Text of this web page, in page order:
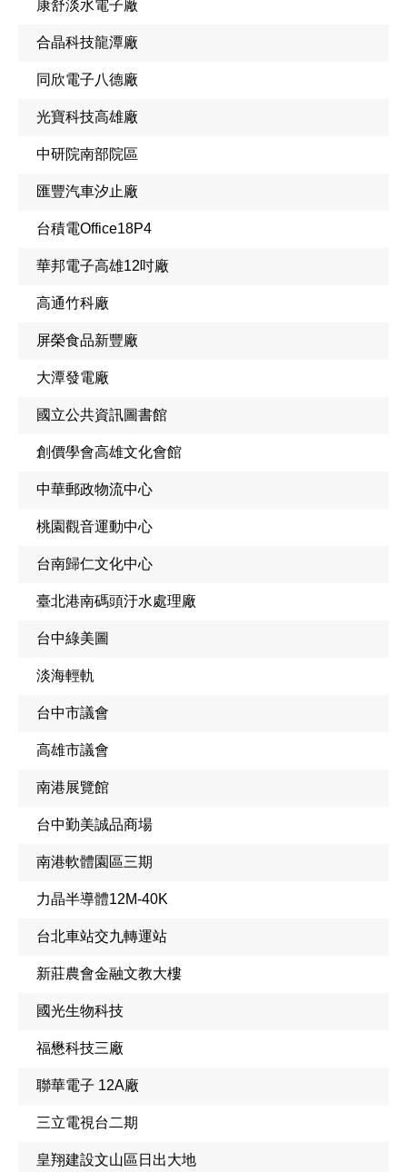
康舒淡水電子廠
合晶科技龍潭廠
同欣電子八德廠
光寶科技高雄廠
中研院南部院區
匯豐汽車汐止廠
台積電Office18P4
華邦電子高雄12吋廠
高通竹科廠
屏榮食品新豐廠
大潭發電廠
國立公共資訊圖書館
創價學會高雄文化會館
中華郵政物流中心
桃園觀音運動中心
台南歸仁文化中心
臺北港南碼頭汙水處理廠
台中綠美圖
淡海輕軌
台中市議會
高雄市議會
南港展覽館
台中勤美誠品商場
南港軟體園區三期
力晶半導體12M-40K
台北車站交九轉運站
新莊農會金融文教大樓
國光生物科技
福懋科技三廠
聯華電子 12A廠
三立電視台二期
皇翔建設文山區日出大地